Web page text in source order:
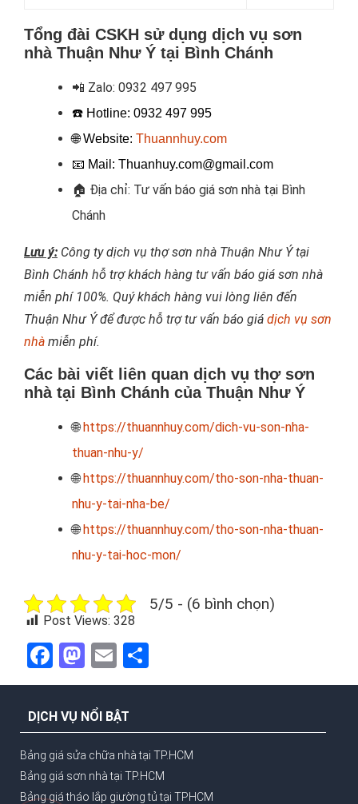
Tổng đài CSKH sử dụng dịch vụ sơn
nhà Thuận Như Ý tại Bình Chánh
📲 Zalo: 0932 497 995
☎️ Hotline: 0932 497 995
🌐 Website: Thuannhuy.com
📧 Mail: Thuanhuy.com@gmail.com
🏠 Địa chỉ: Tư vấn báo giá sơn nhà tại Bình
Chánh
Lưu ý: Công ty dịch vụ thợ sơn nhà Thuận Như Ý tại
Bình Chánh hỗ trợ khách hàng tư vấn báo giá sơn nhà
miễn phí 100%. Quý khách hàng vui lòng liên đến
Thuận Như Ý để được hỗ trợ tư vấn báo giá dịch vụ sơn
nhà miễn phí.
Các bài viết liên quan dịch vụ thợ sơn
nhà tại Bình Chánh của Thuận Như Ý
🌐https://thuannhuy.com/dich-vu-son-nha-
thuan-nhu-y/
🌐https://thuannhuy.com/tho-son-nha-thuan-
nhu-y-tai-nha-be/
🌐https://thuannhuy.com/tho-son-nha-thuan-
nhu-y-tai-hoc-mon/
5/5 - (6 bình chọn)
Post Views: 328
Facebook
Mastodon
Email
DỊCH VỤ NỔI BẬT
Bảng giá sửa chữa nhà tại TP.HCM
Bảng giá sơn nhà tại TP.HCM
Bảng giá tháo lắp giường tủ tại TPHCM